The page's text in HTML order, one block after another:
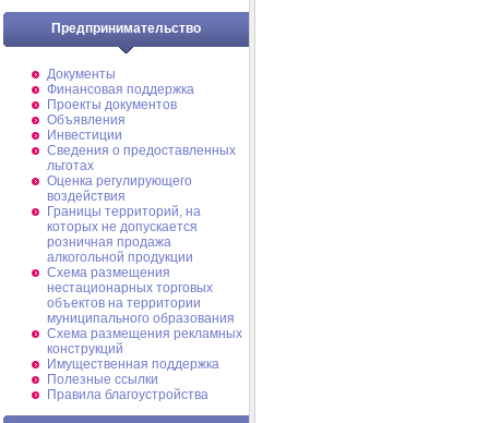
Предпринимательство
Документы
Финансовая поддержка
Проекты документов
Объявления
Инвестиции
Сведения о предоставленных
льготах
Оценка регулирующего
воздействия
Границы территорий, на
которых не допускается
розничная продажа
алкогольной продукции
Схема размещения
нестационарных торговых
объектов на территории
муниципального образования
Схема размещения рекламных
конструкций
Имущественная поддержка
Полезные ссылки
Правила благоустройства